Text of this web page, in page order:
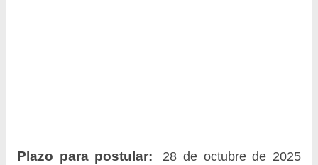
Plazo para postular:
28 de octubre de 2025